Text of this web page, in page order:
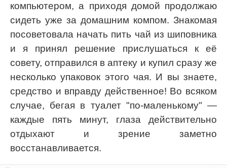
компьютером, а приходя домой продолжаю
сидеть уже за домашним компом. Знакомая
посоветовала начать пить чай из шиповника
и я принял решение прислушаться к её
совету, отправился в аптеку и купил сразу же
несколько упаковок этого чая. И вы знаете,
средство и вправду действенное! Во всяком
случае, бегая в туалет "по-маленькому" —
каждые пять минут, глаза действительно
отдыхают и зрение заметно
восстанавливается.